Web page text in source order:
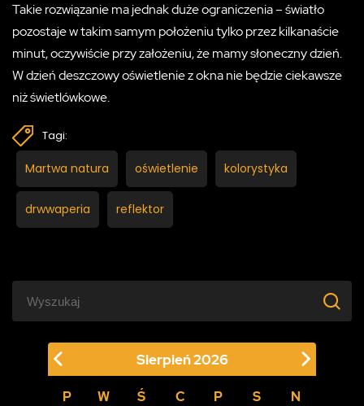
Takie rozwiązanie ma jednak duże ograniczenia – światło
pozostaje w takim samym położeniu tylko przez kilkanaście
minut, oczywiście przy założeniu, że mamy słoneczny dzień.
W dzień deszczowy oświetlenie z okna nie będzie ciekawsze
niż świetlówkowe.
Tagi:
Martwa natura oświetlenie kolorystyka
drwwaperia reflektor
Sierpień2026
P W Ś C P S N